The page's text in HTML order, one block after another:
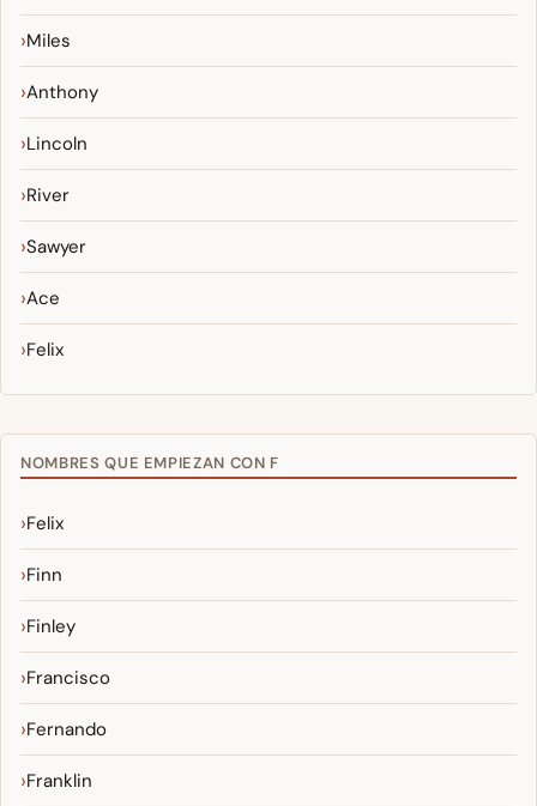
Miles
Anthony
Lincoln
River
Sawyer
Ace
Felix
NOMBRES QUE EMPIEZAN CON F
Felix
Finn
Finley
Francisco
Fernando
Franklin